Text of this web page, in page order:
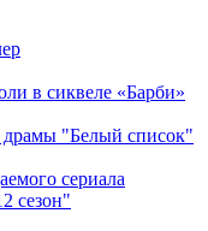
в сиквеле «Барби»
"Белый список"
сериала
сезон"